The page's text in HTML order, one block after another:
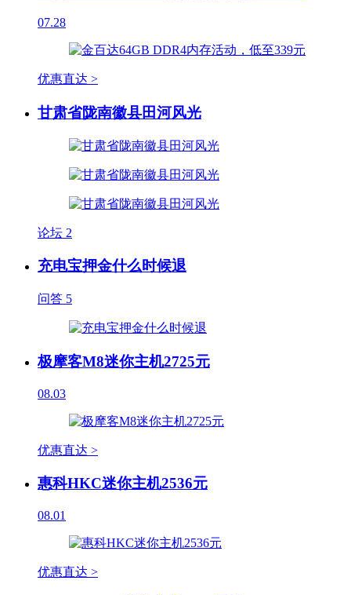
07.28
优惠直达 >
甘肃省陇南徽县田河风光
论坛 2
充电宝押金什么时候退
问答 5
极摩客M8迷你主机2725元
08.03
优惠直达 >
惠科HKC迷你主机2536元
08.01
优惠直达 >